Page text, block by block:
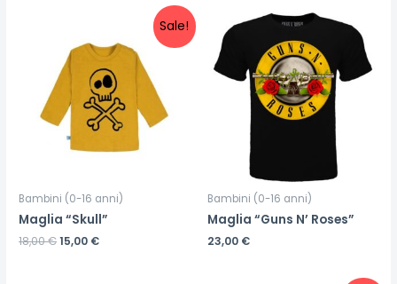
Sale!
Bambini (0-16 anni)
Maglia “Skull”
18,00€15,00 €
Bambini (0-16 anni)
Maglia “Guns N’ Roses”
23,00 €